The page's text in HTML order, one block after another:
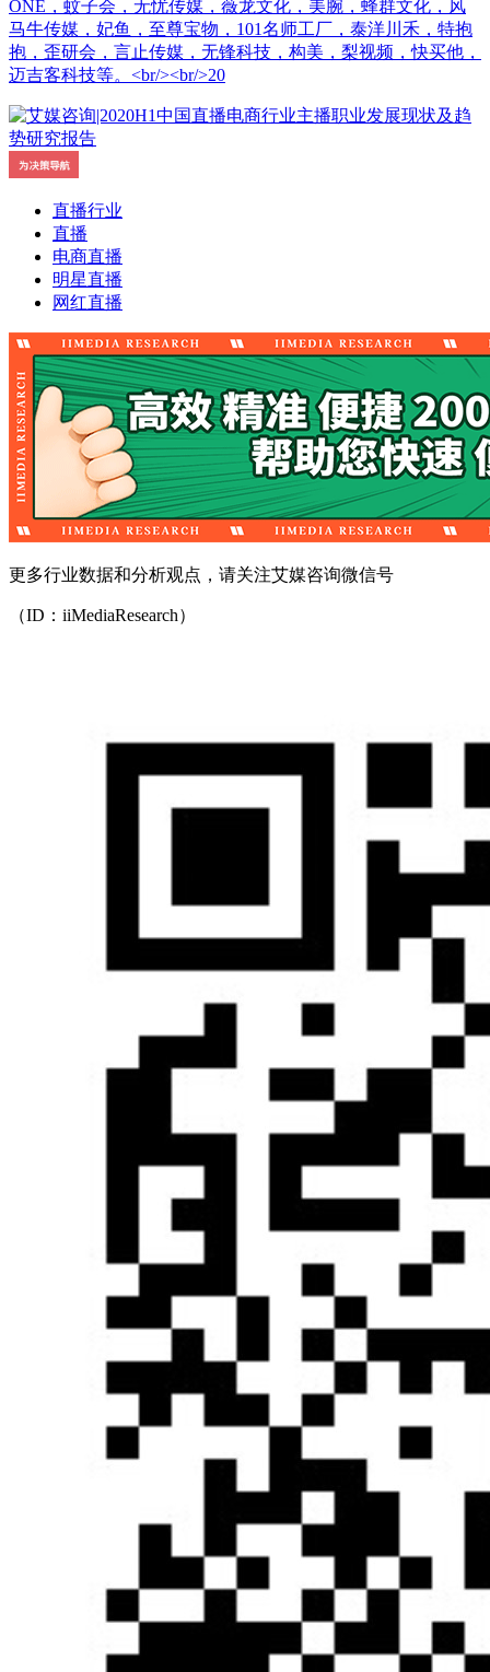
ONE，蚊子会，无忧传媒，薇龙文化，美腕，蜂群文化，风
马牛传媒，妃鱼，至尊宝物，101名师工厂，泰洋川禾，特抱
抱，歪研会，言止传媒，无锋科技，构美，梨视频，快买他，
迈吉客科技等。<br/><br/>20
直播行业
直播
电商直播
明星直播
网红直播
更多行业数据和分析观点，请关注艾媒咨询微信号
（ID：iiMediaResearch）